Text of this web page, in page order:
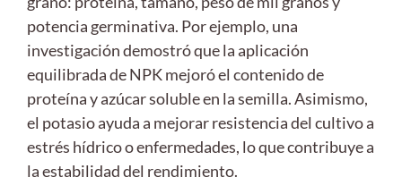
potencia germinativa. Por ejemplo, una
investigación demostró que la aplicación
equilibrada de NPK mejoró el contenido de
proteína y azúcar soluble en la semilla. Asimismo,
el potasio ayuda a mejorar resistencia del cultivo a
estrés hídrico o enfermedades, lo que contribuye a
la estabilidad del rendimiento.